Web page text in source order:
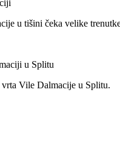
u tišini čeka velike
vrta Vile Dalmacije u Splitu.